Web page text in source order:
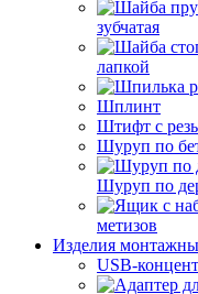
зубчатая
лапкой
Шплинт
Штифт с
Шуруп по
Шуруп по
метизов
Изделия
USB-